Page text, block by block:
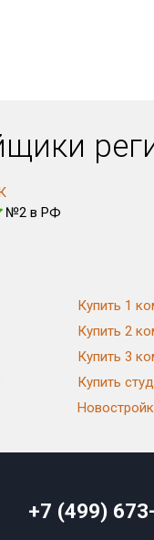
№2 в РФ
Купить 1
Купить 2
Купить 3
Купить
+7 (499)